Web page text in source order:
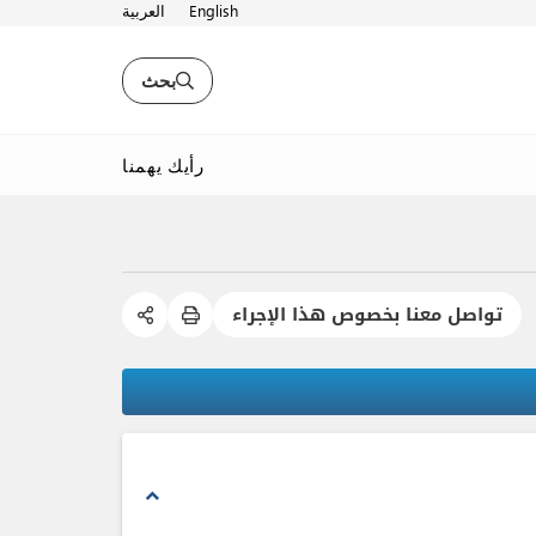
English العربية
بحث
رأيك يهمنا
تواصل معنا بخصوص هذا الإجراء
expand_less